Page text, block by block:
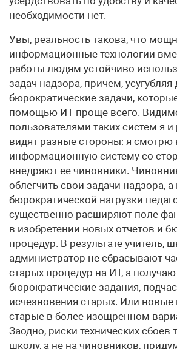
необходимости нет.
Увы, реальность такова, что
информационные технологии
работы людям устойчиво
задач надзора, причем, усугубляя
бюрократические задачи,
помощью ИТ проще всего.
пользователями таких систем я и
видят разные стороны: я смотрю
информационную систему со
внедряют ее чиновники.
облегчить свои задачи надзора, а
бюрократической нагрузки
существенно расширяют поле
в изобретении новых отчетов и
процедур. В результате учитель,
администратор не сбрасывают
старых процедур на ИТ, а
бюрократические задания,
исчезновения старых. Или
старые в более изощренном
Заодно, риски технических сбоев
школу, а не на чиновников,